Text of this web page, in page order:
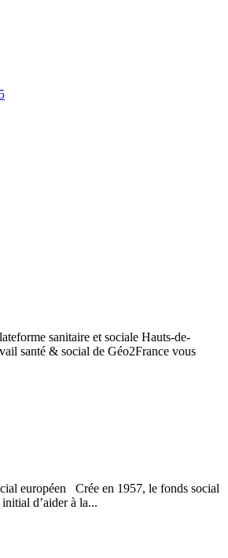
sanitaire et sociale Hauts-de-
santé & social de Géo2France vous
européen Crée en 1957, le fonds social
d’aider à la...